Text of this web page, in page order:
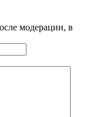
модерации, в